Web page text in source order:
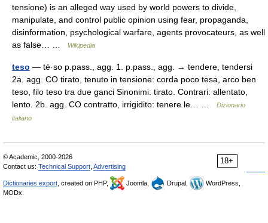
tensione) is an alleged way used by world powers to divide,
manipulate, and control public opinion using fear, propaganda,
disinformation, psychological warfare, agents provocateurs, as well
as false… …
Wikipedia
teso — té·so p.pass., agg. 1. p.pass., agg. → tendere, tendersi
2a. agg. CO tirato, tenuto in tensione: corda poco tesa, arco ben
teso, filo teso tra due ganci Sinonimi: tirato. Contrari: allentato,
lento. 2b. agg. CO contratto, irrigidito: tenere le… …
Dizionario
italiano
18+
© Academic, 2000-2026
Contact us: Technical Support Advertising
Dictionaries export , created on PHP, Joomla, Drupal,
WordPress,
MODx.